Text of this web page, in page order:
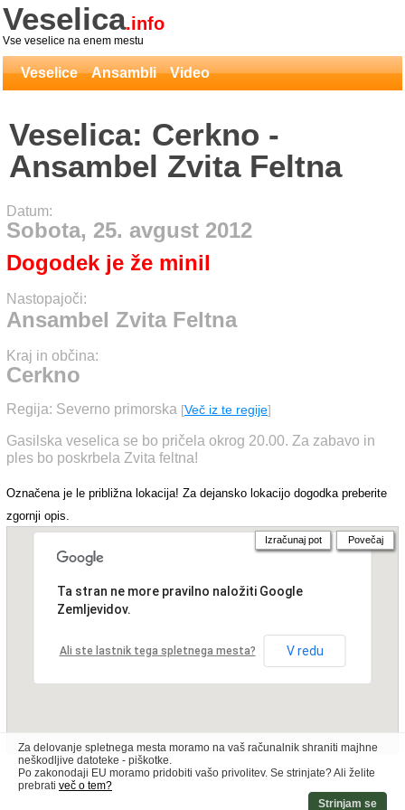
Veselica.info
Vse veselice na enem mestu
Veselice Ansambli Video
Veselica: Cerkno -
Ansambel Zvita Feltna
Datum:
Sobota, 25. avgust 2012
Dogodek je že minil
Nastopajoči:
Ansambel Zvita Feltna
Kraj in občina:
Cerkno
Regija: Severno primorska [Več iz te regije]
Gasilska veselica se bo pričela okrog 20.00. Za zabavo in
ples bo poskrbela Zvita feltna!
Označena je le približna lokacija! Za dejansko lokacijo dogodka preberite
zgornji opis.
Ta stran ne more pravilno naložiti Google
Zemljevidov.
Ali ste lastnik tega spletnega mesta? V redu
Izračunaj pot Povečaj
Za delovanje spletnega mesta moramo na vaš računalnik shraniti majhne
neškodljive datoteke - piškotke.
Po zakonodaji EU moramo pridobiti vašo privolitev. Se strinjate? Ali želite
prebrati več o tem?
Strinjam se